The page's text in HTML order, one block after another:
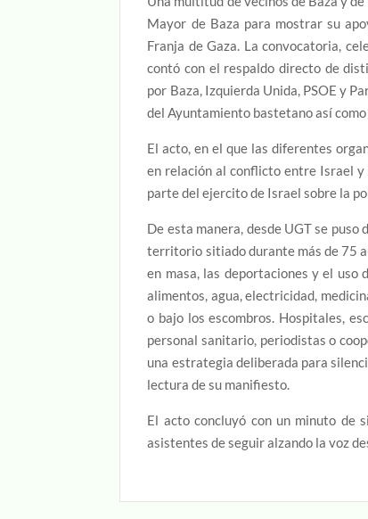
Mayor de Baza para mostrar su
Franja de Gaza. La convocatoria,
contó con el respaldo directo de
por Baza, Izquierda Unida, PSOE y
del Ayuntamiento bastetano así
El acto, en el que las diferentes
en relación al conflicto entre Israel y
parte del ejercito de Israel sobre la
De esta manera, desde UGT se
territorio sitiado durante más de 75
en masa, las deportaciones y el uso
alimentos, agua, electricidad,
o bajo los escombros. Hospitales,
personal sanitario, periodistas o
una estrategia deliberada para
lectura de su manifiesto.
El acto concluyó con un minuto de
asistentes de seguir alzando la voz